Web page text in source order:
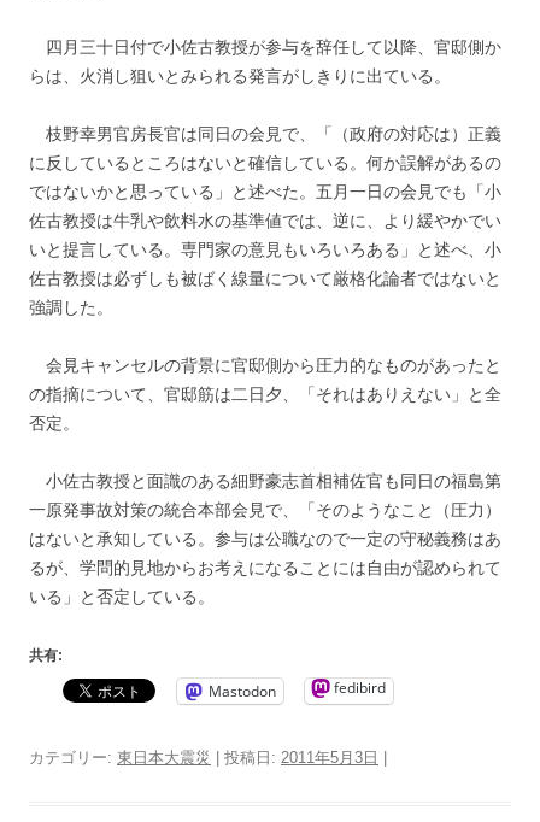
四月三十日付で小佐古教授が参与を辞任して以降、官邸側か
らは、火消し狙いとみられる発言がしきりに出ている。
枝野幸男官房長官は同日の会見で、「（政府の対応は）正義
に反しているところはないと確信している。何か誤解があるの
ではないかと思っている」と述べた。五月一日の会見でも「小
佐古教授は牛乳や飲料水の基準値では、逆に、より緩やかでい
いと提言している。専門家の意見もいろいろある」と述べ、小
佐古教授は必ずしも被ばく線量について厳格化論者ではないと
強調した。
会見キャンセルの背景に官邸側から圧力的なものがあったと
の指摘について、官邸筋は二日夕、「それはありえない」と全
否定。
小佐古教授と面識のある細野豪志首相補佐官も同日の福島第
一原発事故対策の統合本部会見で、「そのようなこと（圧力）
はないと承知している。参与は公職なので一定の守秘義務はあ
るが、学問的見地からお考えになることには自由が認められて
いる」と否定している。
共有:
Mastodon fedibird
カテゴリー: 東日本大震災 | 投稿日: 2011年5月3日 |